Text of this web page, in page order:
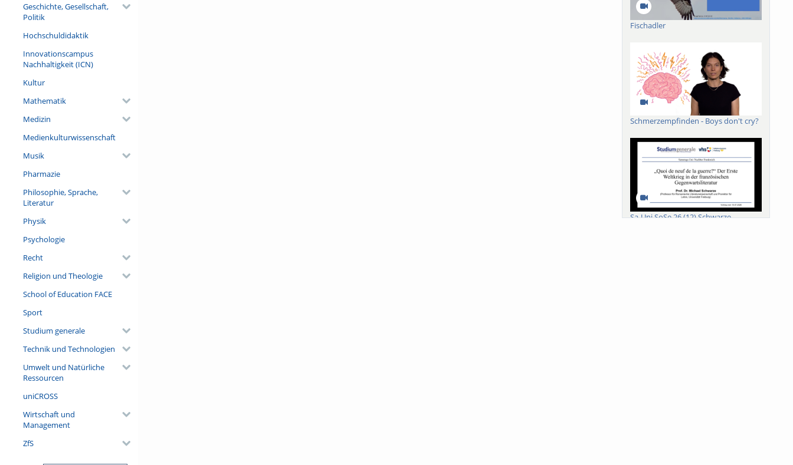
Geschichte, Gesellschaft,
Politik
Hochschuldidaktik
Innovationscampus
Nachhaltigkeit (ICN)
Kultur
Mathematik
Medizin
Medienkulturwissenschaft
Musik
Pharmazie
Philosophie, Sprache,
Literatur
Physik
Psychologie
Recht
Religion und Theologie
School of Education FACE
Sport
Studium generale
Technik und Technologien
Umwelt und Natürliche
Ressourcen
uniCROSS
Wirtschaft und
Management
ZfS
Fischadler
Schmerzempfinden - Boys don't cry?
Sa-Uni SoSe 26 (12) Schwarze